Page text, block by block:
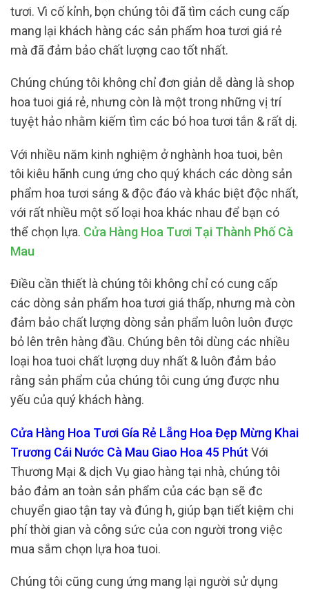
tươi. Vì cố kỉnh, bọn chúng tôi đã tìm cách cung cấp
mang lại khách hàng các sản phẩm hoa tươi giá rẻ
mà đã đảm bảo chất lượng cao tốt nhất.
Chúng chúng tôi không chỉ đơn giản dễ dàng là shop
hoa tuoi giá rẻ, nhưng còn là một trong những vị trí
tuyệt hảo nhằm kiếm tìm các bó hoa tươi tắn & rất dị.
Với nhiều năm kinh nghiệm ở nghành hoa tuoi, bên
tôi kiêu hãnh cung ứng cho quý khách các dòng sản
phẩm hoa tươi sáng & độc đáo và khác biệt độc nhất,
với rất nhiều một số loại hoa khác nhau để bạn có
thể chọn lựa. Cửa Hàng Hoa Tươi Tại Thành Phố Cà
Mau
Điều cần thiết là chúng tôi không chỉ có cung cấp
các dòng sản phẩm hoa tươi giá thấp, nhưng mà còn
đảm bảo chất lượng dòng sản phẩm luôn luôn được
bỏ lên trên hàng đầu. Chúng bên tôi dùng các nhiều
loại hoa tuoi chất lượng duy nhất & luôn đảm bảo
rằng sản phẩm của chúng tôi cung ứng được nhu
yếu của quý khách hàng.
Cửa Hàng Hoa Tươi Gía Rẻ Lẵng Hoa Đẹp Mừng Khai
Trương Cái Nước Cà Mau Giao Hoa 45 Phút Với
Thương Mại & dịch Vụ giao hàng tại nhà, chúng tôi
bảo đảm an toàn sản phẩm của các bạn sẽ đc
chuyển giao tận tay và đúng h, giúp bạn tiết kiệm chi
phí thời gian và công sức của con người trong việc
mua sắm chọn lựa hoa tuoi.
Chúng tôi cũng cung ứng mang lại người sử dụng